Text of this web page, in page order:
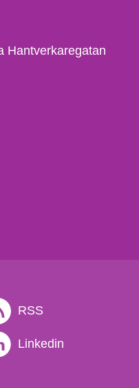
Hantverkaregatan
RSS
Linkedin